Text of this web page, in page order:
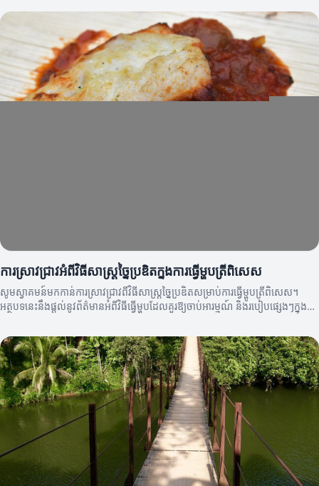
ការស្រាវជ្រាវអំពីវិធីសាស្ត្រច្នៃប្រឌិតក្នុងការធ្វើម្ហូបត្រីពិសេស
សូមស្វាគមន៍មកកាន់ការស្រាវជ្រាវពីវិធីសាស្ត្រច្នៃប្រឌិតសម្រាប់ការធ្វើម្ហូបត្រីពិសេស។
អត្ថបទនេះនឹងផ្តល់នូវព័ត៌មានអំពីវិធីធ្វើម្ហូបដែលគួរឱ្យចាប់អារម្មណ៍ និងរបៀបផ្សេងៗក្នុងការ